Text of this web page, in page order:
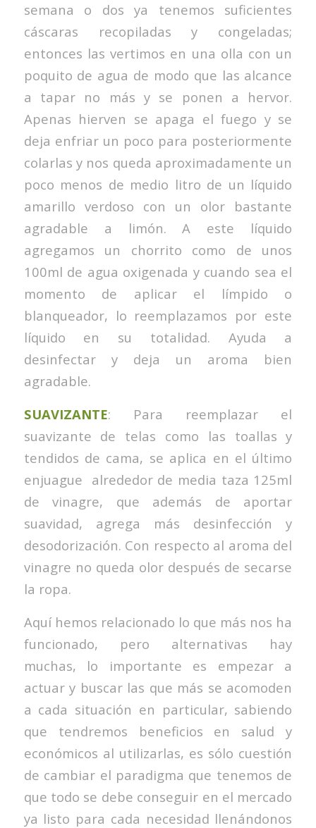
semana o dos ya tenemos suficientes
cáscaras recopiladas y congeladas;
entonces las vertimos en una olla con un
poquito de agua de modo que las alcance
a tapar no más y se ponen a hervor.
Apenas hierven se apaga el fuego y se
deja enfriar un poco para posteriormente
colarlas y nos queda aproximadamente un
poco menos de medio litro de un líquido
amarillo verdoso con un olor bastante
agradable a limón. A este líquido
agregamos un chorrito como de unos
100ml de agua oxigenada y cuando sea el
momento de aplicar el límpido o
blanqueador, lo reemplazamos por este
líquido en su totalidad. Ayuda a
desinfectar y deja un aroma bien
agradable.
SUAVIZANTE: Para reemplazar el
suavizante de telas como las toallas y
tendidos de cama, se aplica en el último
enjuague alrededor de media taza 125ml
de vinagre, que además de aportar
suavidad, agrega más desinfección y
desodorización. Con respecto al aroma del
vinagre no queda olor después de secarse
la ropa.
Aquí hemos relacionado lo que más nos ha
funcionado, pero alternativas hay
muchas, lo importante es empezar a
actuar y buscar las que más se acomoden
a cada situación en particular, sabiendo
que tendremos beneficios en salud y
económicos al utilizarlas, es sólo cuestión
de cambiar el paradigma que tenemos de
que todo se debe conseguir en el mercado
ya listo para cada necesidad llenándonos